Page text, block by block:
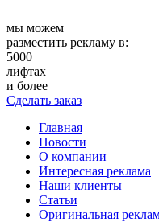
мы можем
разместить рекламу в:
5000
лифтах
и более
Сделать заказ
Главная
Новости
О компании
Интересная реклама
Наши клиенты
Статьи
Оригинальная